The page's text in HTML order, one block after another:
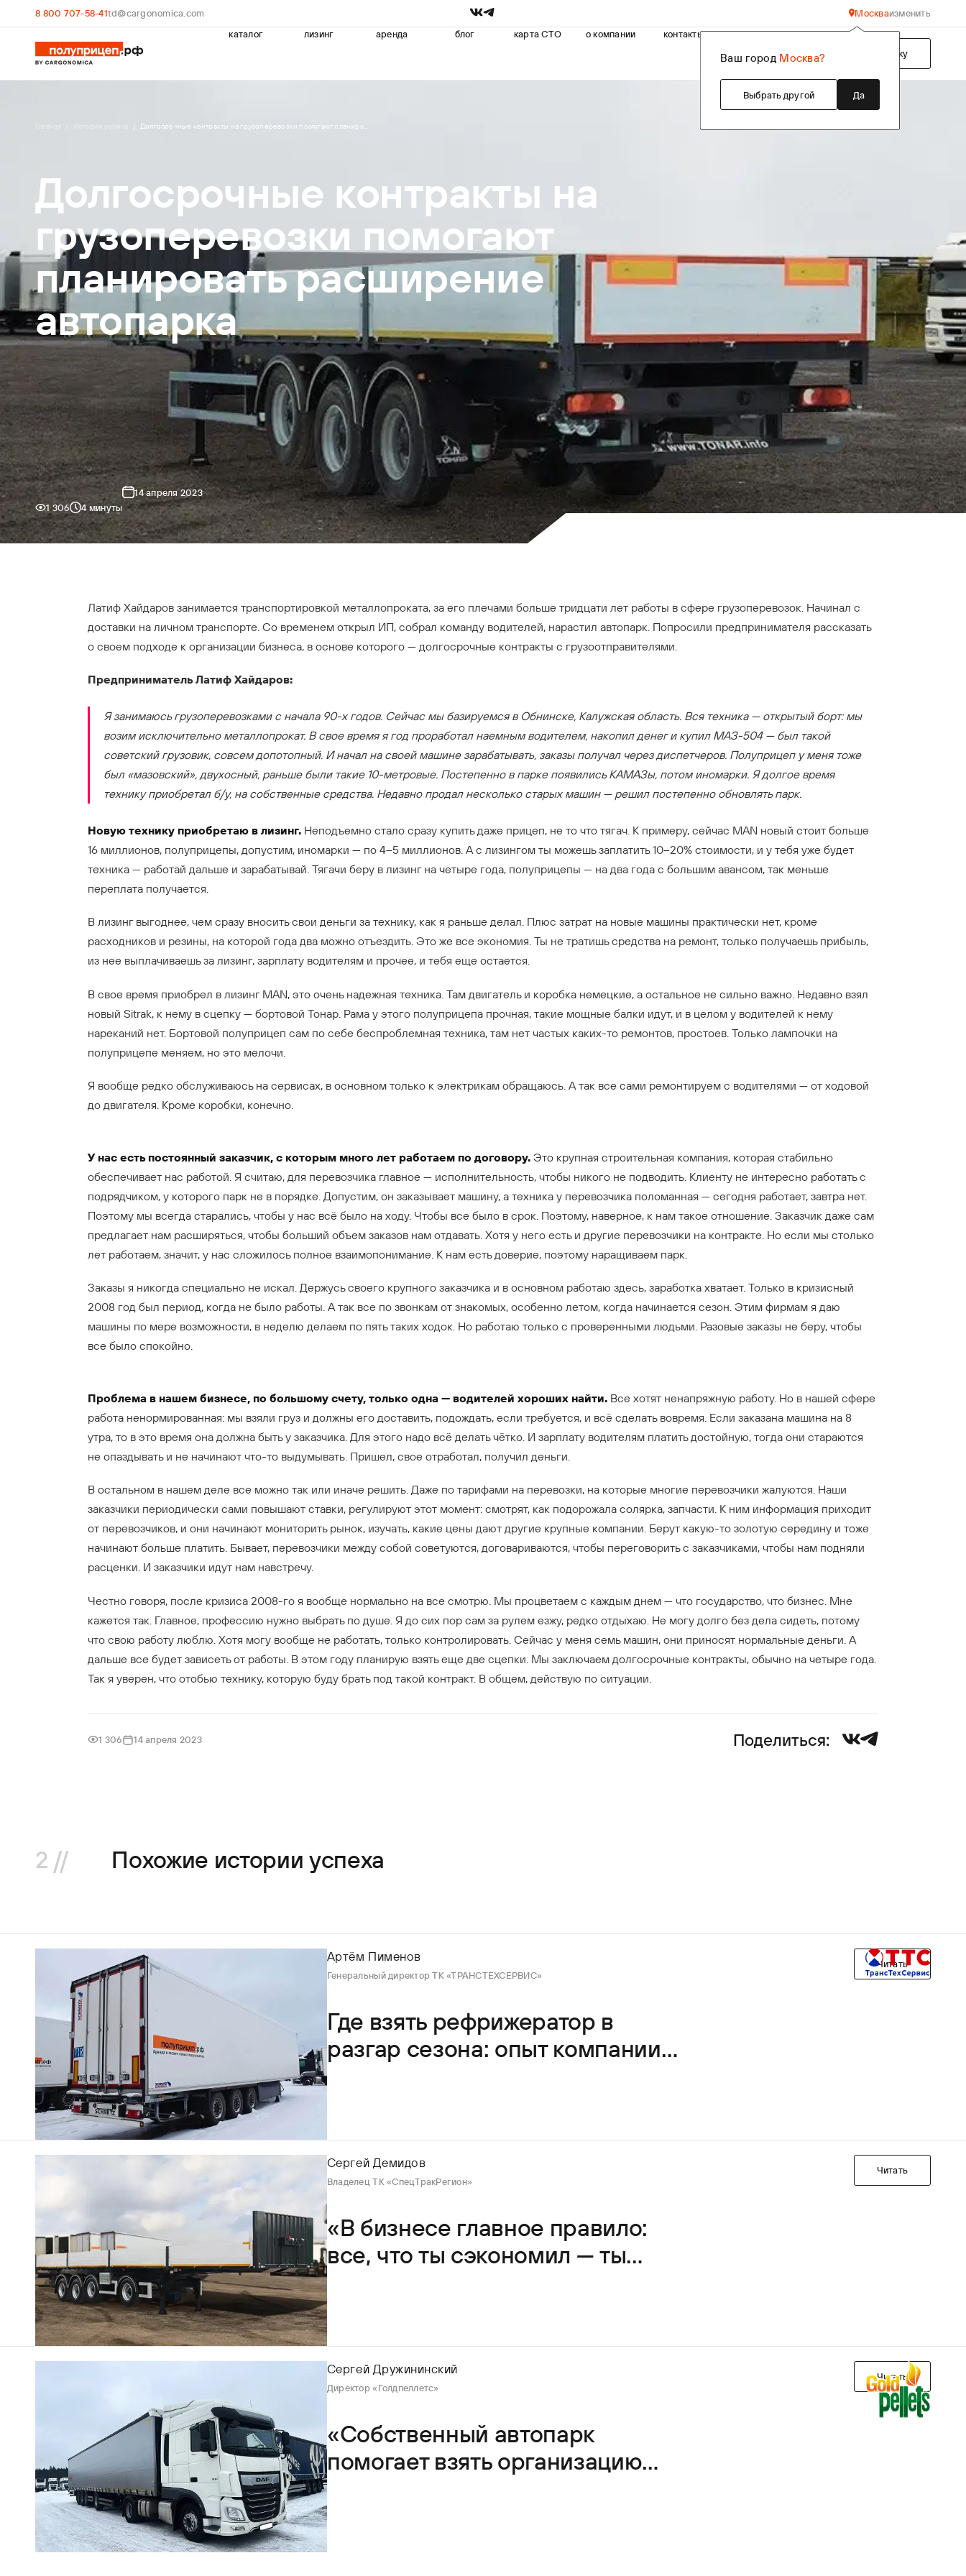
8 800 707-58-41td@cargonomica.com Москва
Ваш город Москва?
Выбрать другой Да
изменить
каталог
лизинг аренда блог карта СТО о компании
контакты
Подобрать технику
Долгосрочные контракты на грузоперевозки помогают планиро...
Долгосрочные контракты на
грузоперевозки помогают
планировать расширение
автопарка
1 306 4 минуты
14 апреля 2023
Латиф Хайдаров занимается транспортировкой металлопроката, за его плечами больше тридцати лет работы в сфере грузоперевозок. Начинал с
доставки на личном транспорте. Со временем открыл ИП, собрал команду водителей, нарастил автопарк. Попросили предпринимателя рассказать
о своем подходе к организации бизнеса, в основе которого — долгосрочные контракты с грузоотправителями.
Предприниматель Латиф Хайдаров:
Я занимаюсь грузоперевозками с начала 90-х годов. Сейчас мы базируемся в Обнинске, Калужская область. Вся техника — открытый борт: мы
возим исключительно металлопрокат. В свое время я год проработал наемным водителем, накопил денег и купил МАЗ-504 — был такой
советский грузовик, совсем допотопный. И начал на своей машине зарабатывать, заказы получал через диспетчеров. Полуприцеп у меня тоже
был «мазовский», двухосный, раньше были такие 10-метровые. Постепенно в парке появились КАМАЗы, потом иномарки. Я долгое время
технику приобретал б/у, на собственные средства. Недавно продал несколько старых машин — решил постепенно обновлять парк.
Новую технику приобретаю в лизинг. Неподъемно стало сразу купить даже прицеп, не то что тягач. К примеру, сейчас MAN новый стоит больше
16 миллионов, полуприцепы, допустим, иномарки — по 4–5 миллионов. А с лизингом ты можешь заплатить 10–20% стоимости, и у тебя уже будет
техника — работай дальше и зарабатывай. Тягачи беру в лизинг на четыре года, полуприцепы — на два года с большим авансом, так меньше
переплата получается.
В лизинг выгоднее, чем сразу вносить свои деньги за технику, как я раньше делал. Плюс затрат на новые машины практически нет, кроме
расходников и резины, на которой года два можно отъездить. Это же все экономия. Ты не тратишь средства на ремонт, только получаешь прибыль,
из нее выплачиваешь за лизинг, зарплату водителям и прочее, и тебя еще остается.
В свое время приобрел в лизинг MAN, это очень надежная техника. Там двигатель и коробка немецкие, а остальное не сильно важно. Недавно взял
новый Sitrak, к нему в сцепку — бортовой Тонар. Рама у этого полуприцепа прочная, такие мощные балки идут, и в целом у водителей к нему
нареканий нет. Бортовой полуприцеп сам по себе беспроблемная техника, там нет частых каких-то ремонтов, простоев. Только лампочки на
полуприцепе меняем, но это мелочи.
Я вообще редко обслуживаюсь на сервисах, в основном только к электрикам обращаюсь. А так все сами ремонтируем с водителями — от ходовой
до двигателя. Кроме коробки, конечно.
У нас есть постоянный заказчик, с которым много лет работаем по договору. Это крупная строительная компания, которая стабильно
обеспечивает нас работой. Я считаю, для перевозчика главное — исполнительность, чтобы никого не подводить. Клиенту не интересно работать с
подрядчиком, у которого парк не в порядке. Допустим, он заказывает машину, а техника у перевозчика поломанная — сегодня работает, завтра нет.
Поэтому мы всегда старались, чтобы у нас всё было на ходу. Чтобы все было в срок. Поэтому, наверное, к нам такое отношение. Заказчик даже сам
предлагает нам расширяться, чтобы больший объем заказов нам отдавать. Хотя у него есть и другие перевозчики на контракте. Но если мы столько
лет работаем, значит, у нас сложилось полное взаимопонимание. К нам есть доверие, поэтому наращиваем парк.
Заказы я никогда специально не искал. Держусь своего крупного заказчика и в основном работаю здесь, заработка хватает. Только в кризисный
2008 год был период, когда не было работы. А так все по звонкам от знакомых, особенно летом, когда начинается сезон. Этим фирмам я даю
машины по мере возможности, в неделю делаем по пять таких ходок. Но работаю только с проверенными людьми. Разовые заказы не беру, чтобы
все было спокойно.
Проблема в нашем бизнесе, по большому счету, только одна — водителей хороших найти. Все хотят ненапряжную работу. Но в нашей сфере
работа ненормированная: мы взяли груз и должны его доставить, подождать, если требуется, и всё сделать вовремя. Если заказана машина на 8
утра, то в это время она должна быть у заказчика. Для этого надо всё делать чётко. И зарплату водителям платить достойную, тогда они стараются
не опаздывать и не начинают что-то выдумывать. Пришел, свое отработал, получил деньги.
В остальном в нашем деле все можно так или иначе решить. Даже по тарифами на перевозки, на которые многие перевозчики жалуются. Наши
заказчики периодически сами повышают ставки, регулируют этот момент: смотрят, как подорожала солярка, запчасти. К ним информация приходит
от перевозчиков, и они начинают мониторить рынок, изучать, какие цены дают другие крупные компании. Берут какую-то золотую середину и тоже
начинают больше платить. Бывает, перевозчики между собой советуются, договариваются, чтобы переговорить с заказчиками, чтобы нам подняли
расценки. И заказчики идут нам навстречу.
Честно говоря, после кризиса 2008-го я вообще нормально на все смотрю. Мы процветаем с каждым днем — что государство, что бизнес. Мне
кажется так. Главное, профессию нужно выбрать по душе. Я до сих пор сам за рулем езжу, редко отдыхаю. Не могу долго без дела сидеть, потому
что свою работу люблю. Хотя могу вообще не работать, только контролировать. Сейчас у меня семь машин, они приносят нормальные деньги. А
дальше все будет зависеть от работы. В этом году планирую взять еще две сцепки. Мы заключаем долгосрочные контракты, обычно на четыре года.
Так я уверен, что отобью технику, которую буду брать под такой контракт. В общем, действую по ситуации.
1 306 14 апреля 2023 Поделиться:
2 // Похожие истории успеха
Артём Пименов
Генеральный директор ТК «ТРАНСТЕХСЕРВИС»
Где взять рефрижератор в
разгар сезона: опыт компании
«Транстехсервис»
Читать
Сергей Демидов
Владелец ТК «СпецТракРегион»
«В бизнесе главное правило:
все, что ты сэкономил — ты
заработал»
Читать
Сергей Дружининский
Директор «Голдпеллетс»
«Собственный автопарк
помогает взять организацию
перевозки под свой контроль»
Читать